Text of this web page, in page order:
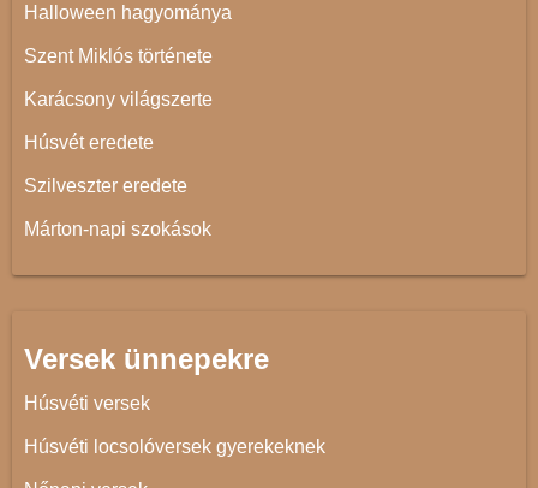
Halloween hagyománya
Szent Miklós története
Karácsony világszerte
Húsvét eredete
Szilveszter eredete
Márton-napi szokások
Versek ünnepekre
Húsvéti versek
Húsvéti locsolóversek gyerekeknek